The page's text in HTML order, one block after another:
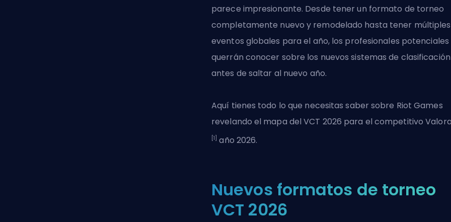
parece impresionante. Desde tener un formato de torneo
completamente nuevo y remodelado hasta tener múltiples
eventos globales para el año, los profesionales potenciales
querrán conocer sobre los nuevos sistemas de clasificación
antes de saltar al nuevo año.
Aquí tienes todo lo que necesitas saber sobre Riot Games
revelando el mapa del VCT 2026 para el competitivo
[1] año 2026.
Nuevos formatos de torneo
VCT 2026